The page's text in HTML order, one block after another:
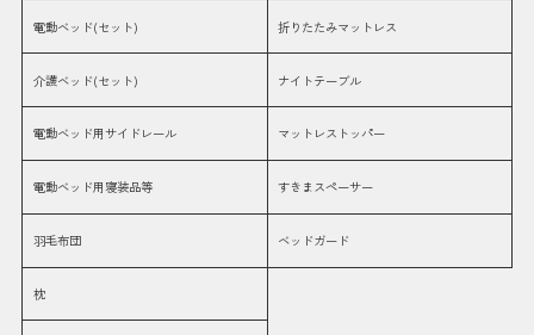
電動ベッド(セット)
介護ベッド(セット)
電動ベッド用サイドレール
電動ベッド用寝装品等
羽毛布団
枕
折りたたみマットレス
ナイトテーブル
マットレストッパー
すきまスペーサー
ベッドガード